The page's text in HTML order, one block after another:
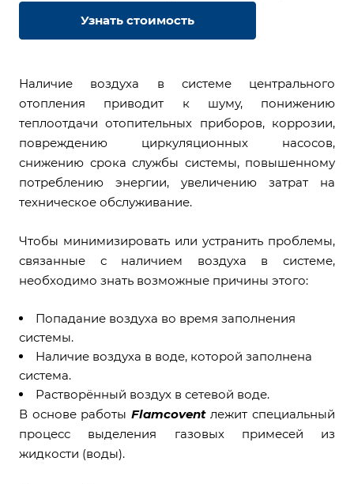
Узнать стоимость
Наличие воздуха в системе центрального
отопления приводит к шуму, понижению
теплоотдачи отопительных приборов, коррозии,
повреждению циркуляционных насосов,
снижению срока службы системы, повышенному
потреблению энергии, увеличению затрат на
техническое обслуживание.
Чтобы минимизировать или устранить проблемы,
связанные с наличием воздуха в системе,
необходимо знать возможные причины этого:
Попадание воздуха во время заполнения
системы.
Наличие воздуха в воде, которой заполнена
система.
Растворённый воздух в сетевой воде.
В основе работы Flamcoventлежит специальный
процесс выделения газовых примесей из
жидкости (воды).